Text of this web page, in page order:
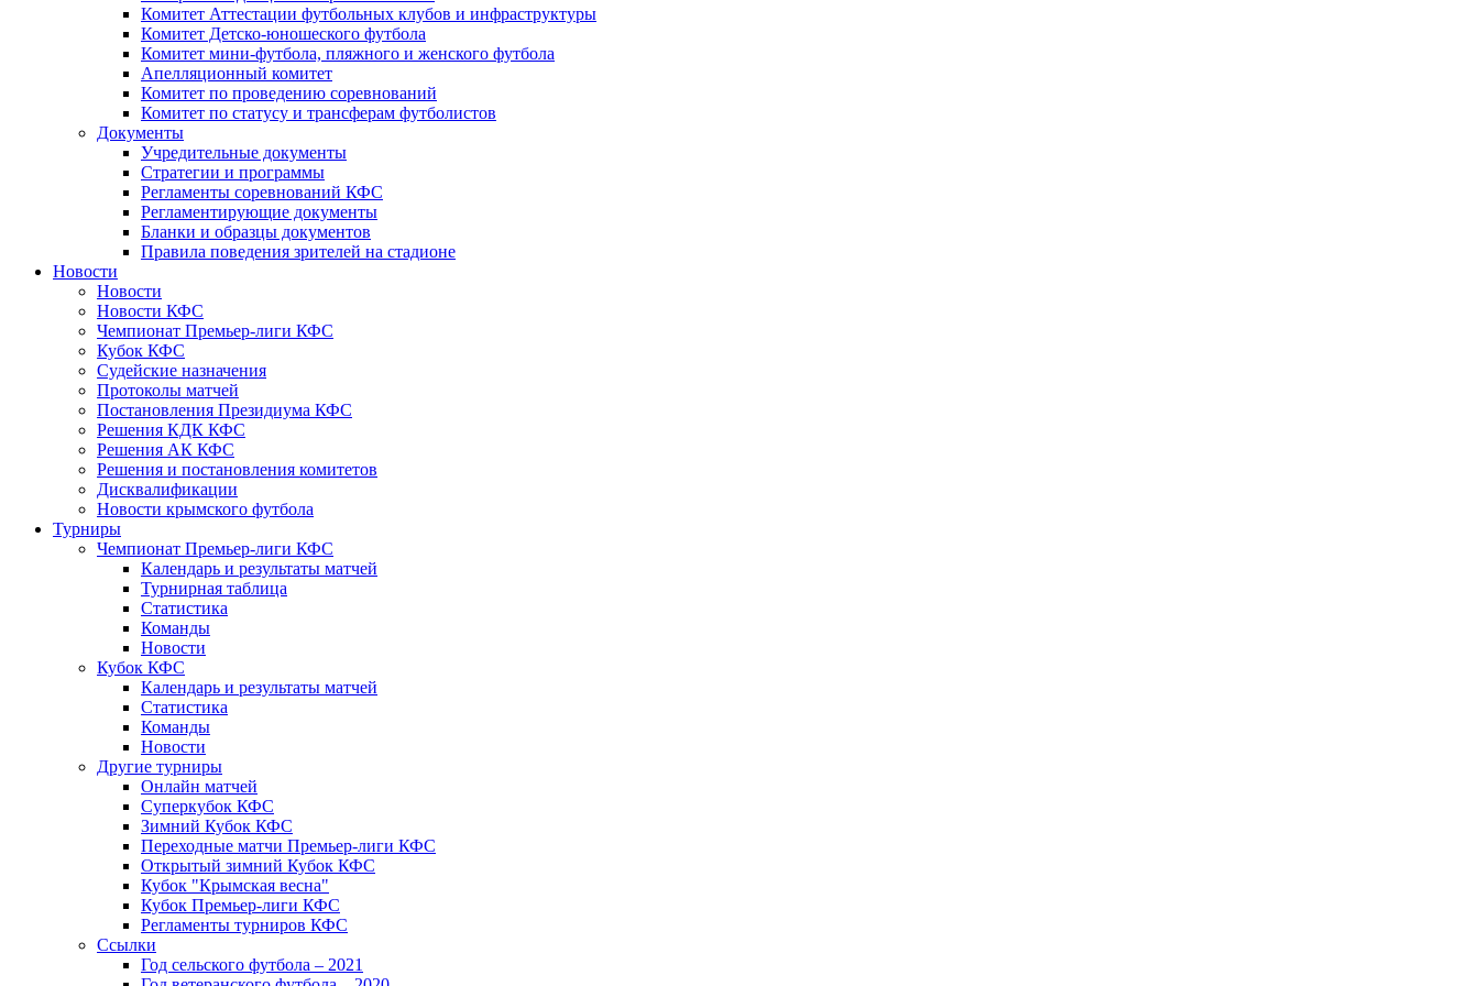
Комитет Аттестации футбольных клубов и инфраструктуры
Комитет Детско-юношеского футбола
Комитет мини-футбола, пляжного и женского футбола
Апелляционный комитет
Комитет по проведению соревнований
Комитет по статусу и трансферам футболистов
Документы
Учредительные документы
Стратегии и программы
Регламенты соревнований КФС
Регламентирующие документы
Бланки и образцы документов
Правила поведения зрителей на стадионе
Новости
Новости
Новости КФС
Чемпионат Премьер-лиги КФС
Кубок КФС
Судейские назначения
Протоколы матчей
Постановления Президиума КФС
Решения КДК КФС
Решения АК КФС
Решения и постановления комитетов
Дисквалификации
Новости крымского футбола
Турниры
Чемпионат Премьер-лиги КФС
Календарь и результаты матчей
Турнирная таблица
Статистика
Команды
Новости
Кубок КФС
Календарь и результаты матчей
Статистика
Команды
Новости
Другие турниры
Онлайн матчей
Суперкубок КФС
Зимний Кубок КФС
Переходные матчи Премьер-лиги КФС
Открытый зимний Кубок КФС
Кубок "Крымская весна"
Кубок Премьер-лиги КФС
Регламенты турниров КФС
Ссылки
Год сельского футбола – 2021